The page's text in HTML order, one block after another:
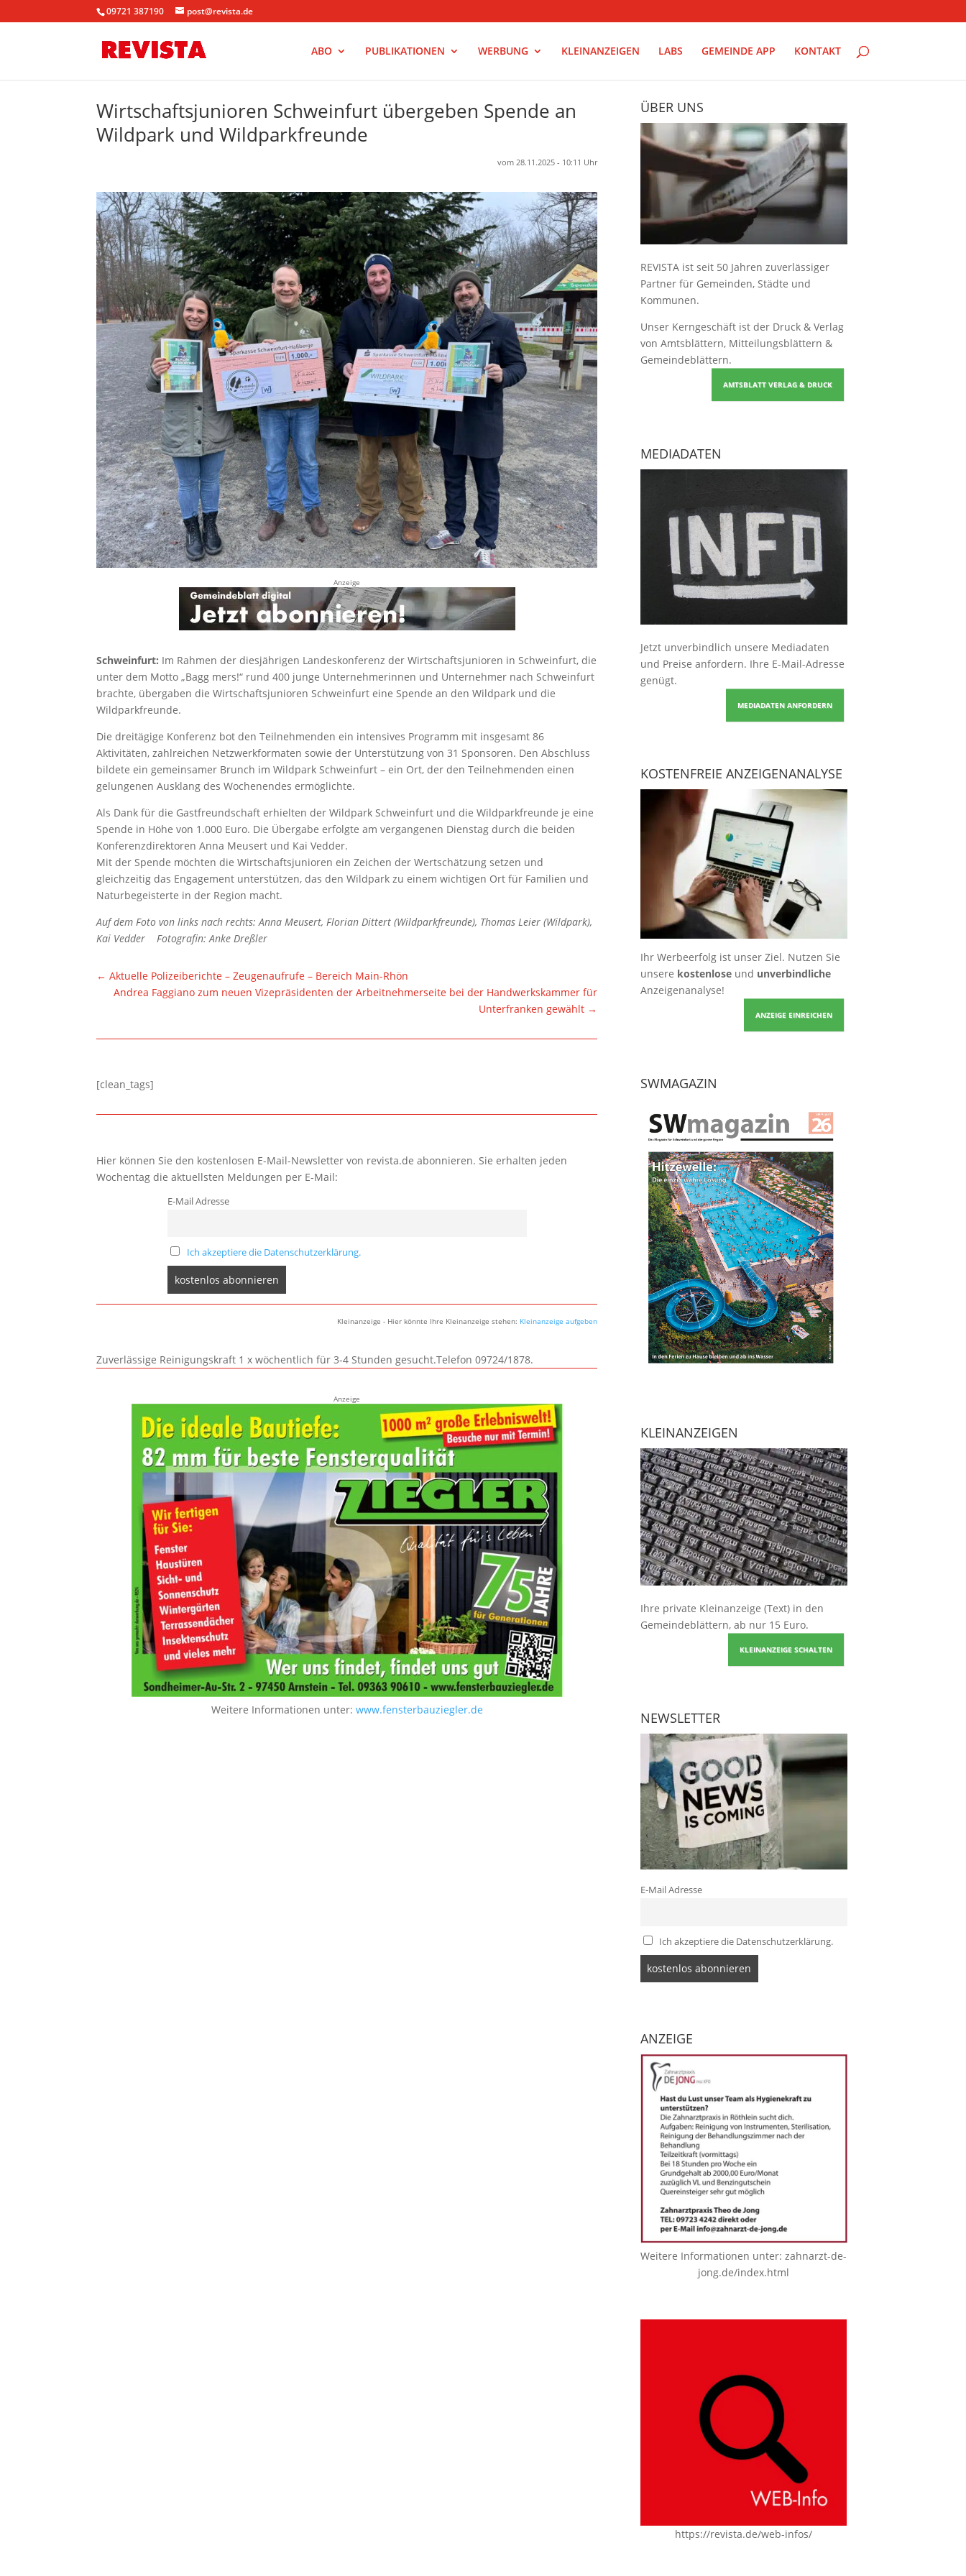
09721 387190 post@revista.de
ABO PUBLIKATIONEN WERBUNG KLEINANZEIGEN LABS GEMEINDE APP KONTAKT
Wirtschaftsjunioren Schweinfurt übergeben Spende an
Wildpark und Wildparkfreunde
vom 28.11.2025 - 10:11 Uhr
Anzeige
Schweinfurt: Im Rahmen der diesjährigen Landeskonferenz der Wirtschaftsjunioren in Schweinfurt, die
unter dem Motto „Bagg mers!“ rund 400 junge Unternehmerinnen und Unternehmer nach Schweinfurt
brachte, übergaben die Wirtschaftsjunioren Schweinfurt eine Spende an den Wildpark und die
Wildparkfreunde.
Die dreitägige Konferenz bot den Teilnehmenden ein intensives Programm mit insgesamt 86
Aktivitäten, zahlreichen Netzwerkformaten sowie der Unterstützung von 31 Sponsoren. Den Abschluss
bildete ein gemeinsamer Brunch im Wildpark Schweinfurt – ein Ort, der den Teilnehmenden einen
gelungenen Ausklang des Wochenendes ermöglichte.
Als Dank für die Gastfreundschaft erhielten der Wildpark Schweinfurt und die Wildparkfreunde je eine
Spende in Höhe von 1.000 Euro. Die Übergabe erfolgte am vergangenen Dienstag durch die beiden
Konferenzdirektoren Anna Meusert und Kai Vedder.
Mit der Spende möchten die Wirtschaftsjunioren ein Zeichen der Wertschätzung setzen und
gleichzeitig das Engagement unterstützen, das den Wildpark zu einem wichtigen Ort für Familien und
Naturbegeisterte in der Region macht.
Auf dem Foto von links nach rechts: Anna Meusert, Florian Dittert (Wildparkfreunde), Thomas Leier (Wildpark),
Kai Vedder Fotografin: Anke Dreßler
←Aktuelle Polizeiberichte – Zeugenaufrufe – Bereich Main-Rhön
Andrea Faggiano zum neuen Vizepräsidenten der Arbeitnehmerseite bei der Handwerkskammer für
Unterfranken gewählt →
[clean_tags]
Hier können Sie den kostenlosen E-Mail-Newsletter von revista.de abonnieren. Sie erhalten jeden
Wochentag die aktuellsten Meldungen per E-Mail:
E-Mail Adresse
Ich akzeptiere die Datenschutzerklärung.
Kleinanzeige - Hier könnte Ihre Kleinanzeige stehen: Kleinanzeige aufgeben
Zuverlässige Reinigungskraft 1 x wöchentlich für 3-4 Stunden gesucht.Telefon 09724/1878.
Anzeige
Weitere Informationen unter: www.fensterbauziegler.de
ÜBER UNS
REVISTA ist seit 50 Jahren zuverlässiger
Partner für Gemeinden, Städte und
Kommunen.
Unser Kerngeschäft ist der Druck & Verlag
von Amtsblättern, Mitteilungsblättern &
Gemeindeblättern.
AMTSBLATT VERLAG & DRUCK
MEDIADATEN
Jetzt unverbindlich unsere Mediadaten
und Preise anfordern. Ihre E-Mail-Adresse
genügt.
MEDIADATEN ANFORDERN
KOSTENFREIE ANZEIGENANALYSE
Ihr Werbeerfolg ist unser Ziel. Nutzen Sie
unsere kostenloseund unverbindliche
Anzeigenanalyse!
ANZEIGE EINREICHEN
SWMAGAZIN
KLEINANZEIGEN
Ihre private Kleinanzeige (Text) in den
Gemeindeblättern, ab nur 15 Euro.
KLEINANZEIGE SCHALTEN
NEWSLETTER
E-Mail Adresse
Ich akzeptiere die Datenschutzerklärung.
ANZEIGE
Weitere Informationen unter:zahnarzt-de-
jong.de/index.html
https://revista.de/web-infos/